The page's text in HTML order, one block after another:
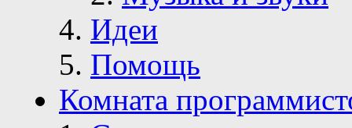
Идеи
Помощь
Комната